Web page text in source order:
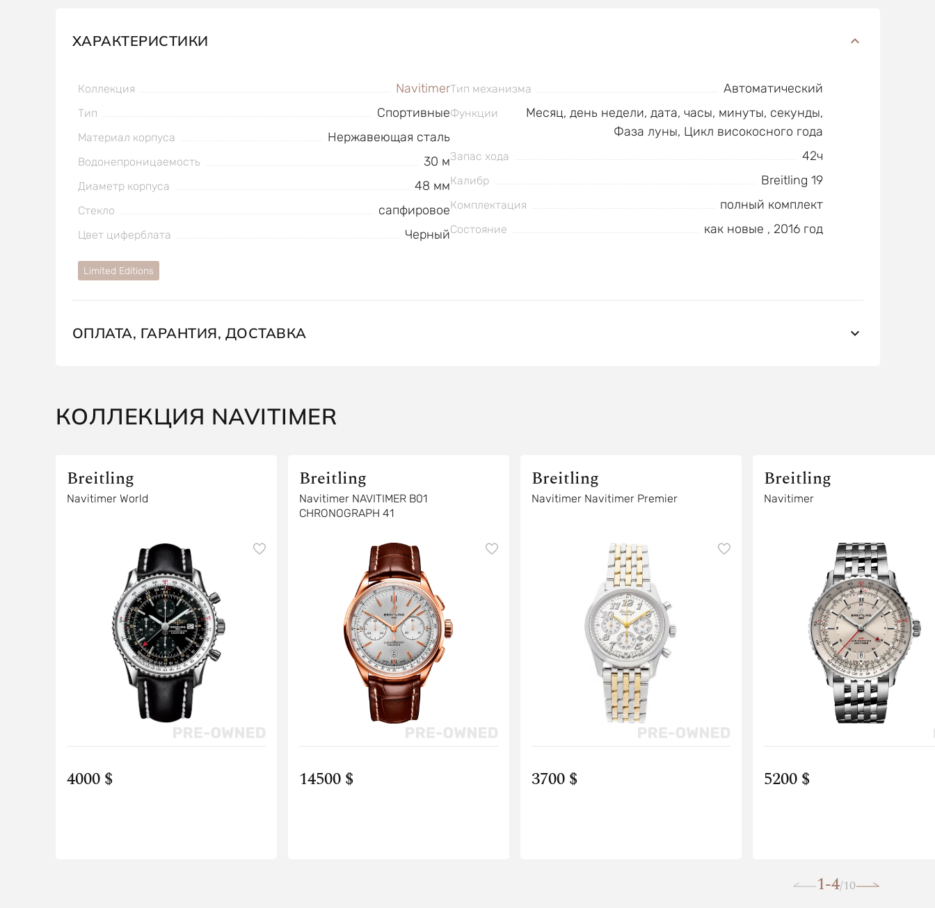
ХАРАКТЕРИСТИКИ
Коллекция Navitimer
Тип Спортивные
Материал корпуса Нержавеющая сталь
Водонепроницаемость 30 м
Диаметр корпуса 48 мм
Стекло сапфировое
Цвет циферблата Черный
Тип механизма Автоматический
Функции
Месяц, день недели, дата, часы, минуты, секунды,
Фаза луны, Цикл високосного года
Запас хода 42ч
Калибр Breitling 19
Комплектация полный комплект
Состояние как новые , 2016 год
Limited Editions
ОПЛАТА, ГАРАНТИЯ, ДОСТАВКА
КОЛЛЕКЦИЯ NAVITIMER
Breitling
Navitimer World
4000 $
Breitling
Navitimer NAVITIMER B01
CHRONOGRAPH 41
14500 $
Breitling
Navitimer Navitimer Premier
3700 $
Breitling
Navitimer
5200 $
1-4/10